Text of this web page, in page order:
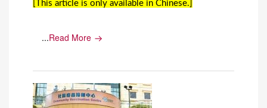
[This article is only available in Chinese.]
...Read More